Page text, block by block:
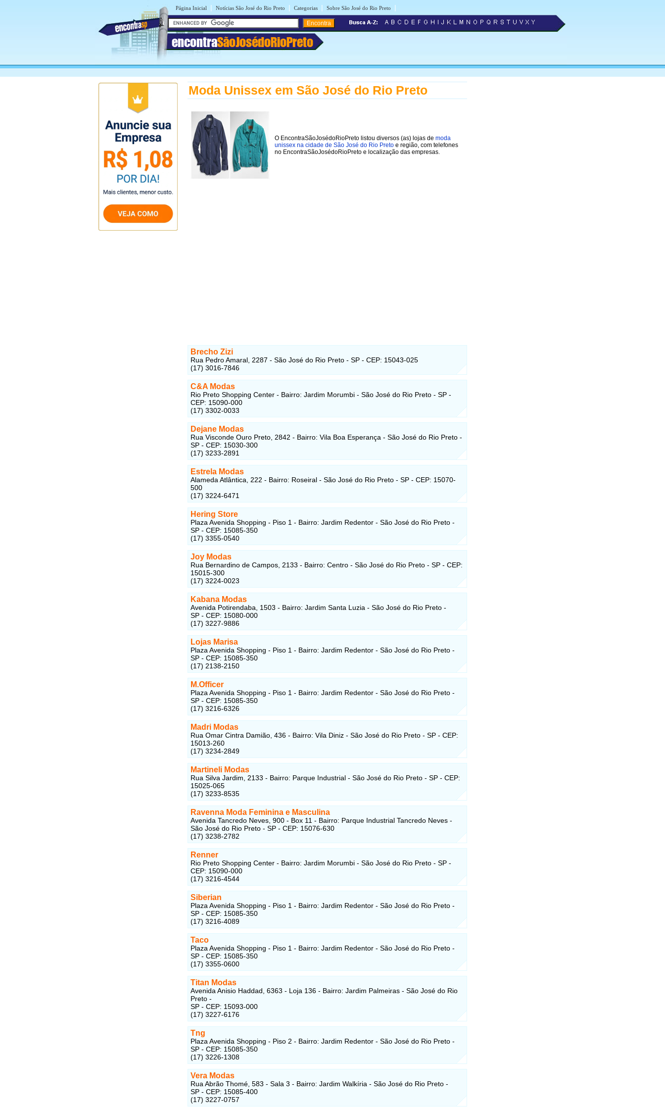
Página Inicial | Notícias São José do Rio Preto | Categorias | Sobre São José do Rio Preto |
encontraSãoJosédoRioPreto
Moda Unissex em São José do Rio Preto
O EncontraSãoJosédoRioPreto listou diversos (as) lojas de moda
unissex na cidade de São José do Rio Preto e região, com telefones
no EncontraSãoJosédoRioPreto e localização das empresas.
Brecho Zizi
Rua Pedro Amaral, 2287 - São José do Rio Preto - SP - CEP: 15043-025
(17) 3016-7846
C&A Modas
Rio Preto Shopping Center - Bairro: Jardim Morumbi - São José do Rio Preto - SP -
CEP: 15090-000
(17) 3302-0033
Dejane Modas
Rua Visconde Ouro Preto, 2842 - Bairro: Vila Boa Esperança - São José do Rio Preto -
SP - CEP: 15030-300
(17) 3233-2891
Estrela Modas
Alameda Atlântica, 222 - Bairro: Roseiral - São José do Rio Preto - SP - CEP: 15070-
500
(17) 3224-6471
Hering Store
Plaza Avenida Shopping - Piso 1 - Bairro: Jardim Redentor - São José do Rio Preto -
SP - CEP: 15085-350
(17) 3355-0540
Joy Modas
Rua Bernardino de Campos, 2133 - Bairro: Centro - São José do Rio Preto - SP - CEP:
15015-300
(17) 3224-0023
Kabana Modas
Avenida Potirendaba, 1503 - Bairro: Jardim Santa Luzia - São José do Rio Preto -
SP - CEP: 15080-000
(17) 3227-9886
Lojas Marisa
Plaza Avenida Shopping - Piso 1 - Bairro: Jardim Redentor - São José do Rio Preto -
SP - CEP: 15085-350
(17) 2138-2150
M.Officer
Plaza Avenida Shopping - Piso 1 - Bairro: Jardim Redentor - São José do Rio Preto -
SP - CEP: 15085-350
(17) 3216-6326
Madri Modas
Rua Omar Cintra Damião, 436 - Bairro: Vila Diniz - São José do Rio Preto - SP - CEP:
15013-260
(17) 3234-2849
Martineli Modas
Rua Silva Jardim, 2133 - Bairro: Parque Industrial - São José do Rio Preto - SP - CEP:
15025-065
(17) 3233-8535
Ravenna Moda Feminina e Masculina
Avenida Tancredo Neves, 900 - Box 11 - Bairro: Parque Industrial Tancredo Neves -
São José do Rio Preto - SP - CEP: 15076-630
(17) 3238-2782
Renner
Rio Preto Shopping Center - Bairro: Jardim Morumbi - São José do Rio Preto - SP -
CEP: 15090-000
(17) 3216-4544
Siberian
Plaza Avenida Shopping - Piso 1 - Bairro: Jardim Redentor - São José do Rio Preto -
SP - CEP: 15085-350
(17) 3216-4089
Taco
Plaza Avenida Shopping - Piso 1 - Bairro: Jardim Redentor - São José do Rio Preto -
SP - CEP: 15085-350
(17) 3355-0600
Titan Modas
Avenida Anisio Haddad, 6363 - Loja 136 - Bairro: Jardim Palmeiras - São José do Rio
Preto -
SP - CEP: 15093-000
(17) 3227-6176
Tng
Plaza Avenida Shopping - Piso 2 - Bairro: Jardim Redentor - São José do Rio Preto -
SP - CEP: 15085-350
(17) 3226-1308
Vera Modas
Rua Abrão Thomé, 583 - Sala 3 - Bairro: Jardim Walkíria - São José do Rio Preto -
SP - CEP: 15085-400
(17) 3227-0757